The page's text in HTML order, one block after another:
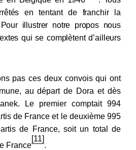
en tentant de franchir la
illustrer notre propos nous
qui se complètent d’ailleurs
pas ces deux convois qui ont
au départ de Dora et dès
Le premier comptait 994
de France et le deuxième 995
de France, soit un total de
France
[11]
.
, (10).
numerev_1650
votre presse-papier
e-mail